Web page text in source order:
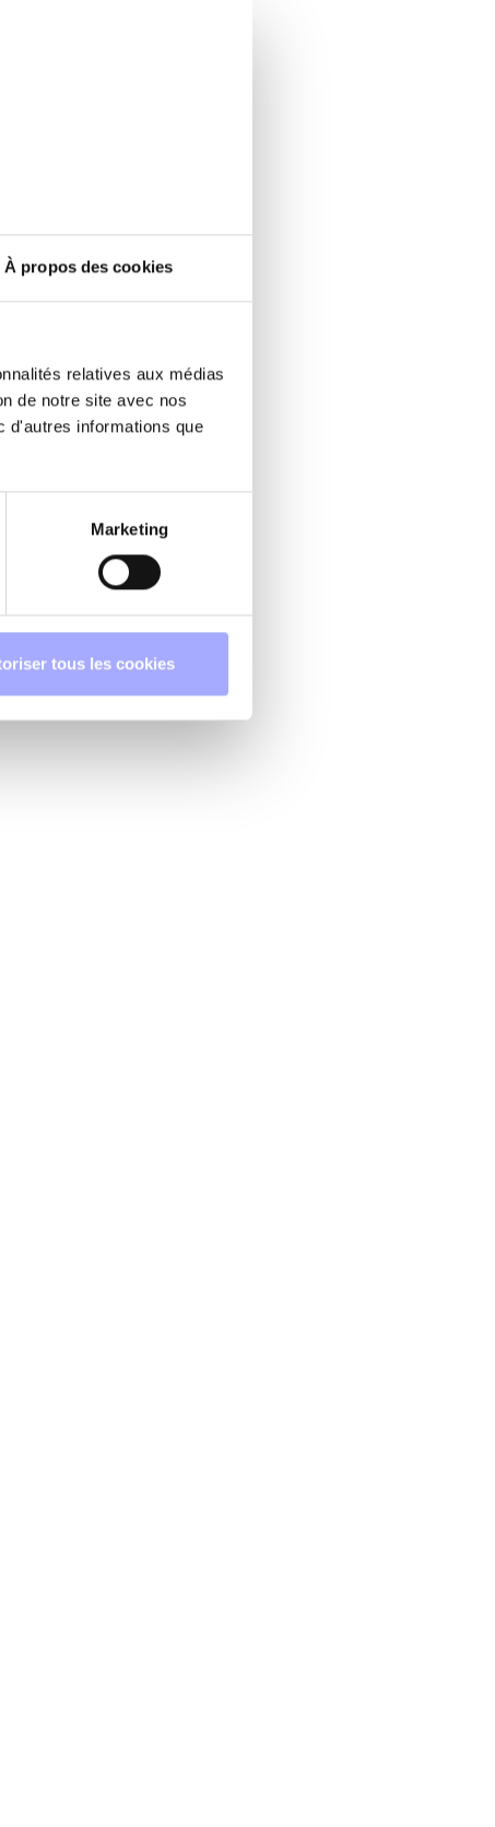
À propos des cookies
relatives aux médias
de notre site avec nos
d'autres informations que
Marketing
tous les cookies